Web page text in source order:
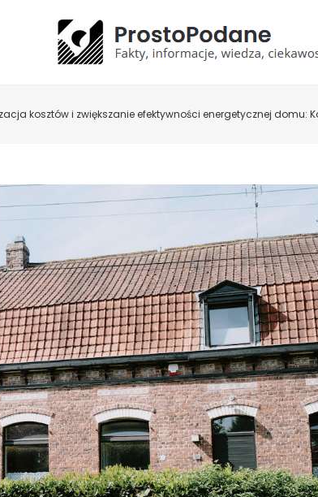
kosztów i zwiększanie efektywności energetycznej domu: